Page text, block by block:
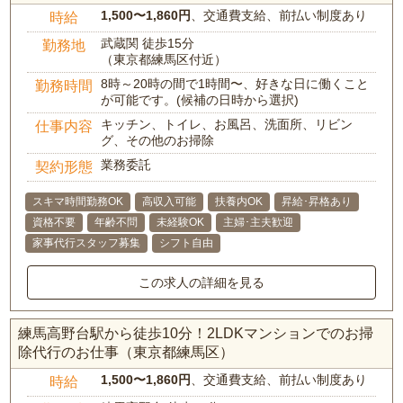
時給 1,500〜1,860円 、交通費支給、前払い制度あり
勤務地
武蔵関 徒歩15分
（東京都練馬区付近）
勤務時間
8時～20時の間で1時間〜、好きな日に働くこと
が可能です。(候補の日時から選択)
仕事内容
キッチン、トイレ、お風呂、洗面所、リビン
グ、その他のお掃除
契約形態 業務委託
スキマ時間勤務OK 高収入可能 扶養内OK
昇給･昇格あり
資格不要
年齢不問 未経験OK
主婦･主夫歓迎
家事代行スタッフ募集
シフト自由
この求人の詳細を見る
練馬高野台駅から徒歩10分！2LDKマンションでのお掃
除代行のお仕事（東京都練馬区）
時給 1,500〜1,860円 、交通費支給、前払い制度あり